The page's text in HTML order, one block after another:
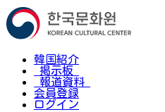
韓国紹介
掲示板
報道資料
会員登録
ログイン